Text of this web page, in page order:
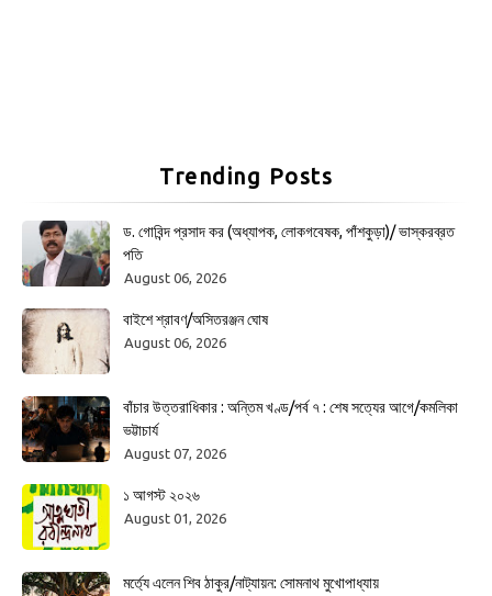
Trending Posts
ড. গোবিন্দ প্রসাদ কর (অধ্যাপক, লোকগবেষক, পাঁশকুড়া)/ ভাস্করব্রত
পতি
August 06, 2026
বাইশে শ্রাবণ/অসিতরঞ্জন ঘোষ
August 06, 2026
বাঁচার উত্তরাধিকার : অন্তিম খণ্ড/পর্ব ৭ : শেষ সত্যের আগে/কমলিকা
ভট্টাচার্য
August 07, 2026
১ আগস্ট ২০২৬
August 01, 2026
মর্ত্যে এলেন শিব ঠাকুর/নাট্যায়ন: সোমনাথ মুখোপাধ্যায়